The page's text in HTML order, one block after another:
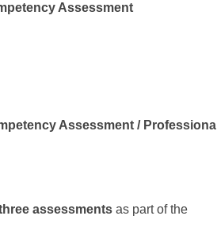
Assessment
Assessment / Professional
assessments as part of the